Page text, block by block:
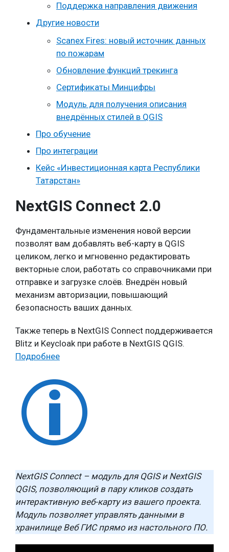
Поддержка направления движения
Другие новости
Scanex Fires: новый источник данных
по пожарам
Обновление функций трекинга
Сертификаты Минцифры
Модуль для получения описания
внедрённых стилей в QGIS
Про обучение
Про интеграции
Кейс «Инвестиционная карта Республики
Татарстан»
NextGIS Connect 2.0
Фундаментальные изменения новой версии
позволят вам добавлять веб-карту в QGIS
целиком, легко и мгновенно редактировать
векторные слои, работать со справочниками при
отправке и загрузке слоёв. Внедрён новый
механизм авторизации, повышающий
безопасность ваших данных.
Также теперь в NextGIS Connect поддерживается
Blitz и Keycloak при работе в NextGIS QGIS.
Подробнее
NextGIS Connect – модуль для QGIS и NextGIS
QGIS, позволяющий в пару кликов создать
интерактивную веб-карту из вашего проекта.
Модуль позволяет управлять данными в
хранилище Веб ГИС прямо из настольного ПО.